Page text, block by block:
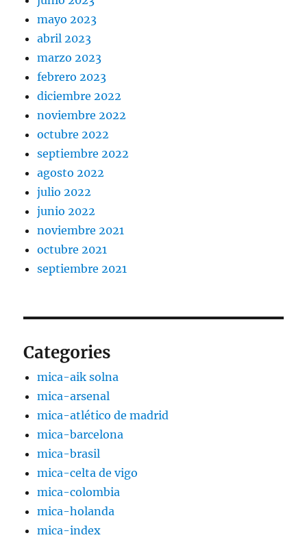
mayo 2023
abril 2023
marzo 2023
febrero 2023
diciembre 2022
noviembre 2022
octubre 2022
septiembre 2022
agosto 2022
julio 2022
junio 2022
noviembre 2021
octubre 2021
septiembre 2021
Categories
mica-aik solna
mica-arsenal
mica-atlético de madrid
mica-barcelona
mica-brasil
mica-celta de vigo
mica-colombia
mica-holanda
mica-index